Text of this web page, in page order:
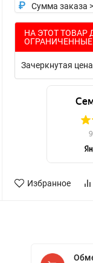
Сумма заказа
НА ЭТОТ ТОВАР
Зачеркнутая цена
Избранное